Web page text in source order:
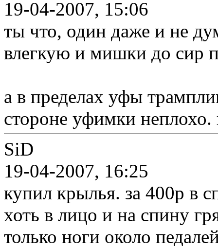
19-04-2007, 15:06
ты что, один даже и не
влегкую и мишки до сир
а в пределах уфы
стороне уфимки неплохо.
SiD
19-04-2007, 16:25
купил крылья. за 400р в
хоть в лицо и на спину
только ноги около